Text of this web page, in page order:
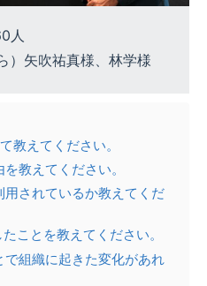
人
）矢吹祐真様、林学様
教えてください。
教えてください。
されているか教えてくだ
ことを教えてください。
組織に起きた変化があれ